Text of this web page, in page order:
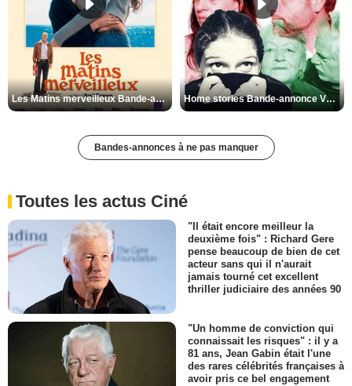
Les Matins merveilleux Bande-annonce VF Home stories Bande-annonce VO STFR
Bandes-annonces à ne pas manquer
Toutes les actus Ciné
"Il était encore meilleur la
deuxième fois" : Richard Gere
pense beaucoup de bien de cet
acteur sans qui il n'aurait
jamais tourné cet excellent
thriller judiciaire des années 90
"Un homme de conviction qui
connaissait les risques" : il y a
81 ans, Jean Gabin était l'une
des rares célébrités françaises à
avoir pris ce bel engagement